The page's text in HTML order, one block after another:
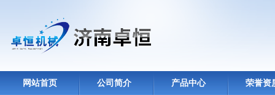
网站首页 公司简介 产品中心 荣誉资